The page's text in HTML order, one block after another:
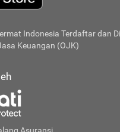
Indonesia Terdaftar dan
Keuangan (OJK)